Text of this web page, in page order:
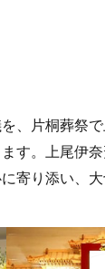
、片桐葬祭
す。上尾伊
寄り添い、